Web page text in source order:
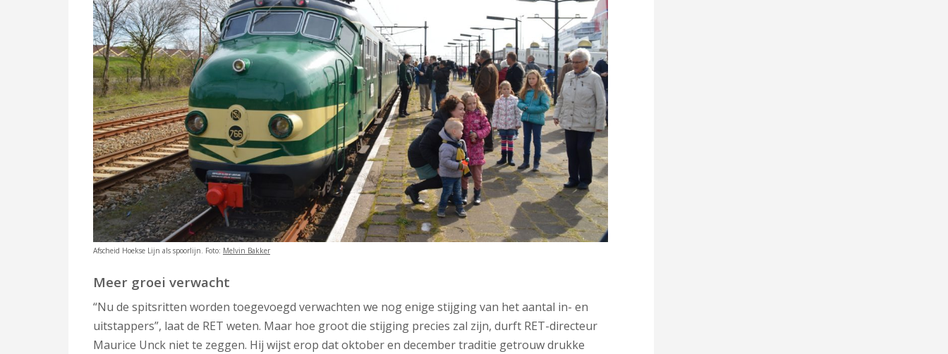
Afscheid Hoekse Lijn als spoorlijn. Foto: Melvin Bakker
Meer groei verwacht
“Nu de spitsritten worden toegevoegd verwachten we nog enige stijging van het aantal in- en
uitstappers”, laat de RET weten. Maar hoe groot die stijging precies zal zijn, durft RET-directeur
Maurice Unck niet te zeggen. Hij wijst erop dat oktober en december traditie getrouw drukke